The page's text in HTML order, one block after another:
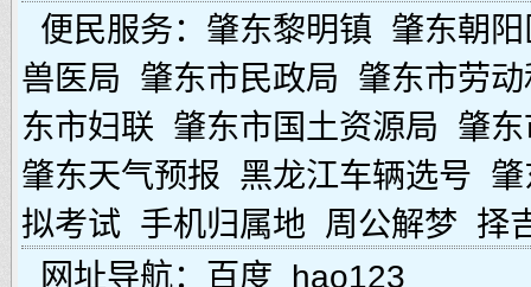
便民服务： 肇东黎明镇 肇东朝
兽医局 肇东市民政局 肇东市劳
东市妇联 肇东市国土资源局 肇
肇东天气预报 黑龙江车辆选号
拟考试 手机归属地 周公解梦 择
网址导航： 百度 hao123